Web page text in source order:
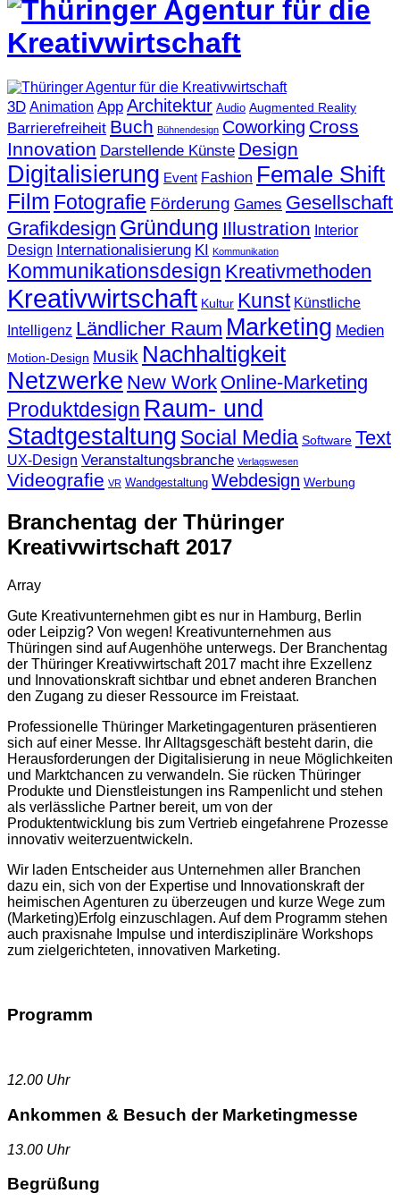
3D Animation App Architektur Audio Augmented Reality
Barrierefreiheit Buch Bühnendesign Coworking Cross
Innovation Darstellende Künste Design
Digitalisierung Event Fashion Female Shift
Film Fotografie Förderung Games Gesellschaft
Grafikdesign Gründung Illustration Interior
Design Internationalisierung KI Kommunikation
Kommunikationsdesign Kreativmethoden
Kreativwirtschaft Kultur Kunst Künstliche
Intelligenz Ländlicher Raum Marketing Medien
Motion-Design Musik Nachhaltigkeit
Netzwerke New Work Online-Marketing
Produktdesign Raum- und
Stadtgestaltung Social Media Software Text
UX-Design Veranstaltungsbranche Verlagswesen
Videografie VR Wandgestaltung Webdesign Werbung
Branchentag der Thüringer
Kreativwirtschaft 2017
Array
Gute Kreativunternehmen gibt es nur in Hamburg, Berlin
oder Leipzig? Von wegen! Kreativunternehmen aus
Thüringen sind auf Augenhöhe unterwegs. Der Branchentag
der Thüringer Kreativwirtschaft 2017 macht ihre Exzellenz
und Innovationskraft sichtbar und ebnet anderen Branchen
den Zugang zu dieser Ressource im Freistaat.
Professionelle Thüringer Marketingagenturen präsentieren
sich auf einer Messe. Ihr Alltagsgeschäft besteht darin, die
Herausforderungen der Digitalisierung in neue Möglichkeiten
und Marktchancen zu verwandeln. Sie rücken Thüringer
Produkte und Dienstleistungen ins Rampenlicht und stehen
als verlässliche Partner bereit, um von der
Produktentwicklung bis zum Vertrieb eingefahrene Prozesse
innovativ weiterzuentwickeln.
Wir laden Entscheider aus Unternehmen aller Branchen
dazu ein, sich von der Expertise und Innovationskraft der
heimischen Agenturen zu überzeugen und kurze Wege zum
(Marketing)Erfolg einzuschlagen. Auf dem Programm stehen
auch praxisnahe Impulse und interdisziplinäre Workshops
zum zielgerichteten, innovativen Marketing.
Programm
12.00 Uhr
Ankommen & Besuch der Marketingmesse
13.00 Uhr
Begrüßung